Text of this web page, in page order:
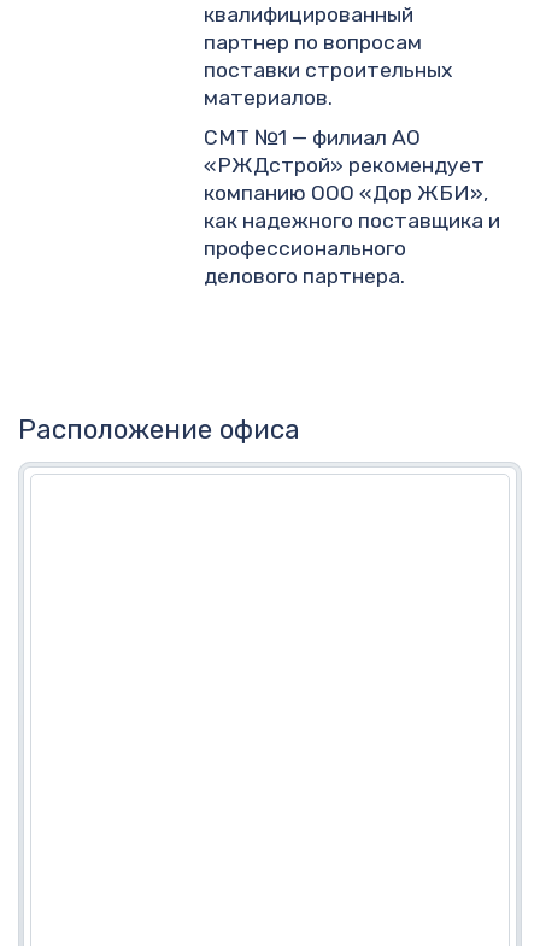
квалифицированный
партнер по вопросам
поставки строительных
материалов.
СМТ №1 — филиал АО
«РЖДстрой» рекомендует
компанию ООО «Дор ЖБИ»,
как надежного поставщика и
профессионального
делового партнера.
Расположение офиса